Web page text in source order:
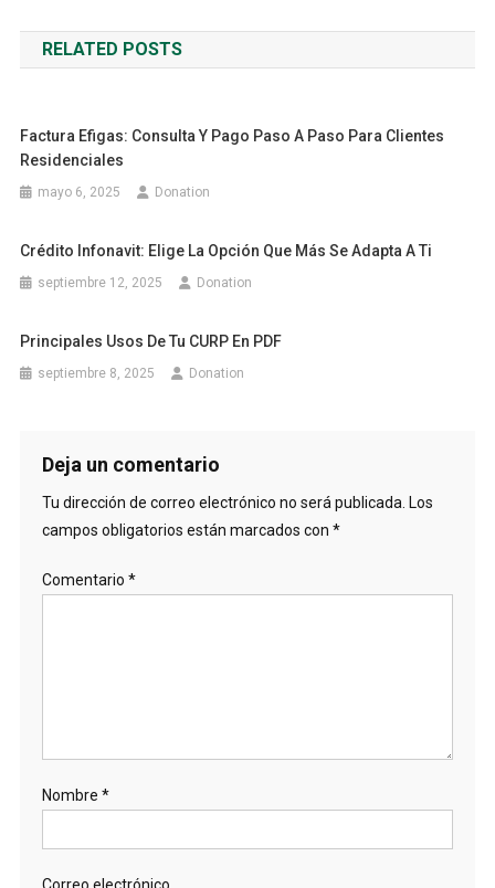
de
entradas
RELATED POSTS
Factura Efigas: Consulta Y Pago Paso A Paso Para Clientes
Residenciales
mayo 6, 2025 Donation
Crédito Infonavit: Elige La Opción Que Más Se Adapta A Ti
septiembre 12, 2025 Donation
Principales Usos De Tu CURP En PDF
septiembre 8, 2025 Donation
Deja un comentario
Tu dirección de correo electrónico no será publicada. Los
campos obligatorios están marcados con *
Comentario *
Nombre *